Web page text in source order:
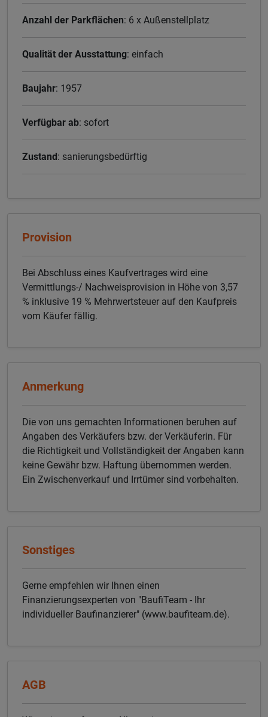
Anzahl der Parkflächen: 6 x Außenstellplatz
Qualität der Ausstattung: einfach
Baujahr: 1957
Verfügbar ab: sofort
Zustand: sanierungsbedürftig
Provision
Bei Abschluss eines Kaufvertrages wird eine
Vermittlungs-/ Nachweisprovision in Höhe von 3,57
% inklusive 19 % Mehrwertsteuer auf den Kaufpreis
vom Käufer fällig.
Anmerkung
Die von uns gemachten Informationen beruhen auf
Angaben des Verkäufers bzw. der Verkäuferin. Für
die Richtigkeit und Vollständigkeit der Angaben kann
keine Gewähr bzw. Haftung übernommen werden.
Ein Zwischenverkauf und Irrtümer sind vorbehalten.
Sonstiges
Gerne empfehlen wir Ihnen einen
Finanzierungsexperten von "BaufiTeam - Ihr
individueller Baufinanzierer" (www.baufiteam.de).
AGB